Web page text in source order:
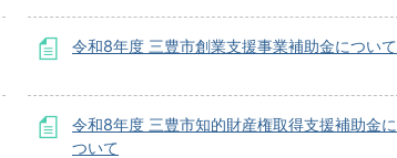
令和8年度 三豊市創業支援事業補助金について
令和8年度 三豊市知的財産権取得支援補助金に
ついて